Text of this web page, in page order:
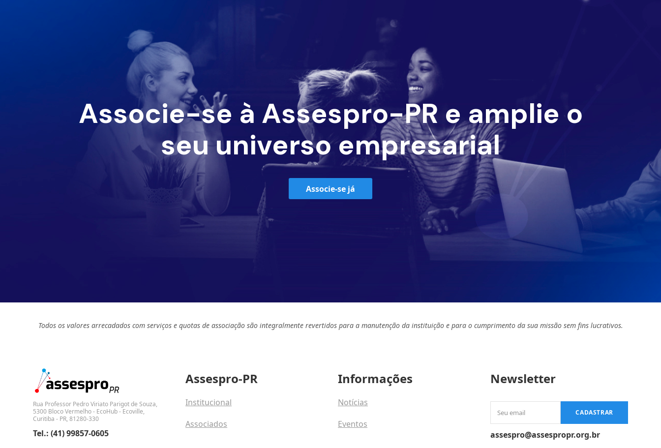
Associe-se à Assespro-PR e amplie o
seu universo empresarial
Associe-se já
Todos os valores arrecadados com serviços e quotas de associação são integralmente revertidos para a manutenção da instituição e para o cumprimento da sua missão sem fins lucrativos.
Rua Professor Pedro Viriato Parigot de Souza,
5300 Bloco Vermelho - EcoHub - Ecoville,
Curitiba - PR, 81280-330
Tel.: (41) 99857-0605
Assespro-PR
Institucional
Associados
Informações
Notícias
Eventos
Newsletter
email
CADASTRAR
assespro@assespropr.org.br